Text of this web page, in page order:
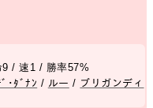
/ 速1 / 勝率57%
･ﾀﾞﾅﾝ / ルー / ブリガンディ